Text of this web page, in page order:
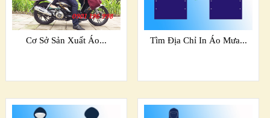
Cơ Sở Sản Xuất Áo... Tìm Địa Chỉ In Áo Mưa...